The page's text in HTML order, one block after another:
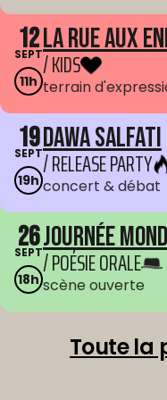
12
SEPT
11h
La Rue aux
/ KIDS
terrain
19
SEPT
19h
Dawa Salfati
/ RELEASE PARTY
concert & débat
26
SEPT
18h
Journée
/ POÉSIE ORALE
scène ouverte
Toute la